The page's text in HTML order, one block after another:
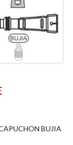
BUJIA